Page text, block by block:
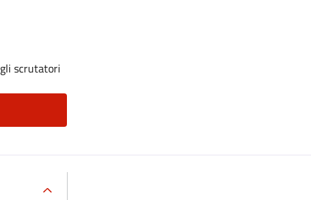
scrutatori